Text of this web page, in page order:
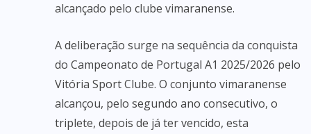
alcançado pelo clube vimaranense.
A deliberação surge na sequência da conquista
do Campeonato de Portugal A1 2025/2026 pelo
Vitória Sport Clube. O conjunto vimaranense
alcançou, pelo segundo ano consecutivo, o
triplete, depois de já ter vencido, esta